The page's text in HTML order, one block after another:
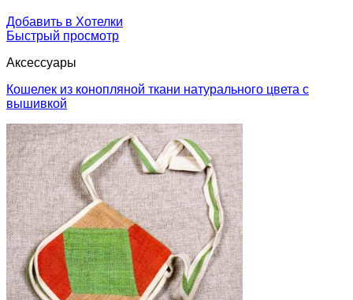
Добавить в Хотелки
Быстрый просмотр
Аксессуары
Кошелек из конопляной ткани натурального цвета с
вышивкой